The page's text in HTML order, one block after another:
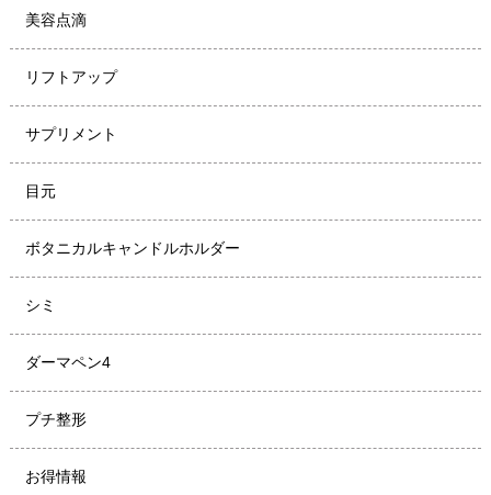
美容点滴
リフトアップ
サプリメント
目元
ボタニカルキャンドルホルダー
シミ
ダーマペン4
プチ整形
お得情報